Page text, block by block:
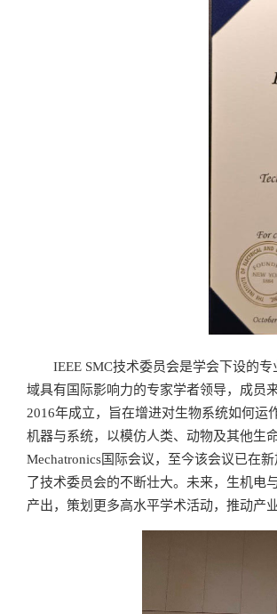
IEEE SMC技术委员会是学会下设的
域具有国际影响力的专家学者领导，成员
2016年成立，旨在增进对生物系统如何
机器与系统，以模仿人类、动物及其他生
Mechatronics国际会议，至今该会议已在
了技术委员会的不断壮大。未来，生机电
产出，策划更多高水平学术活动，推动产